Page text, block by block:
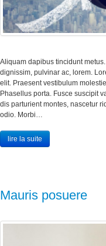
Aliquam dapibus tincidunt
dignissim, pulvinar ac, lorem.
elit. Praesent vestibulum
Phasellus porta. Fusce suscipit
dis parturient montes, nascetur
odio. Morbi…
lire la suite
Mauris posuere